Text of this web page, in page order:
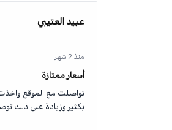
عبيد العتيبي
منذ 2 شهر
أسعار ممتازة
تواصلت مع الموقع
بكثير وزيادة على ذلك